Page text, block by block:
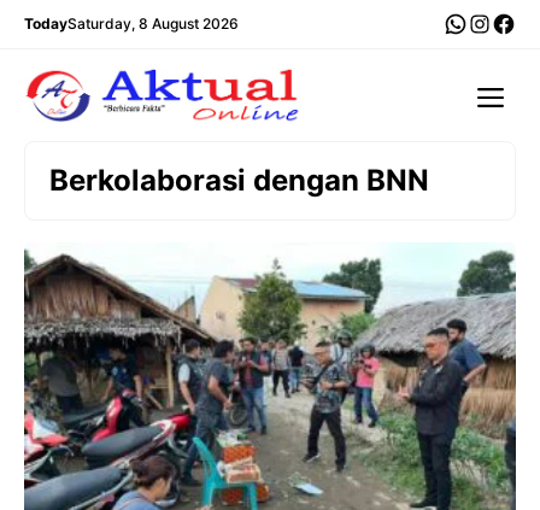
Langsung
TodaySaturday, 8 August 2026
Berkolaborasi dengan BNN